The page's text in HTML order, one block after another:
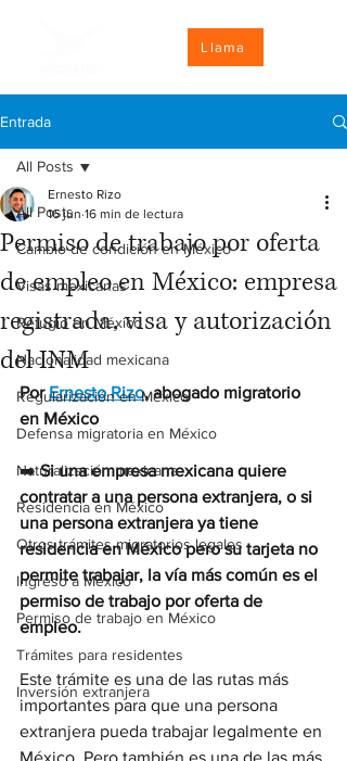
Llama
Entrada
All Posts
Cambio de condición en México
Visas mexicanas
Refugio en México
Nacionalidad mexicana
Regularización en México
Defensa migratoria en México
Naturalización mexicana
Residencia en México
Otros trámites migratorios legales
Ingreso a México
Permiso de trabajo en México
Trámites para residentes
Inversión extranjera
All Posts
Permiso de trabajo por oferta
de empleo en México: empresa
registrada, visa y autorización
del INM
Ernesto Rizo
16 jun 16 min de lectura
Por Ernesto Rizo, abogado migratorio
en México
➡️ Si una empresa mexicana quiere
contratar a una persona extranjera, o si
una persona extranjera ya tiene
residencia en México pero su tarjeta no
permite trabajar, la vía más común es el
permiso de trabajo por oferta de
empleo.
Este trámite es una de las rutas más
importantes para que una persona
extranjera pueda trabajar legalmente en
México. Pero también es una de las más